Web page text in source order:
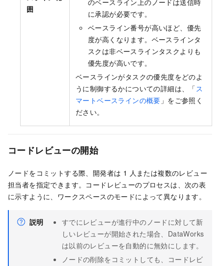
囲
に承認が必要です。
ベースライン番号が高いほど、優先
度が高くなります。ベースラインタ
スクは非ベースラインタスクよりも
優先度が高いです。
ベースラインがタスクの優先度をどのよ
うに制御するかについての詳細は、「 ス
マートベースラインの概要 」をご参照く
ださい。
コードレビューの開始
ノードをコミットする際、開発者は 1 人または複数のレビュー
担当者を指定できます。コードレビューのプロセスは、次の表
に示すように、ワークスペースのモードによって異なります。
説明
すでにレビューが進行中のノードに対して新
しいレビューが開始された場合、DataWorks
は以前のレビューを自動的に無効にします。
ノードの削除をコミットしても、コードレビ